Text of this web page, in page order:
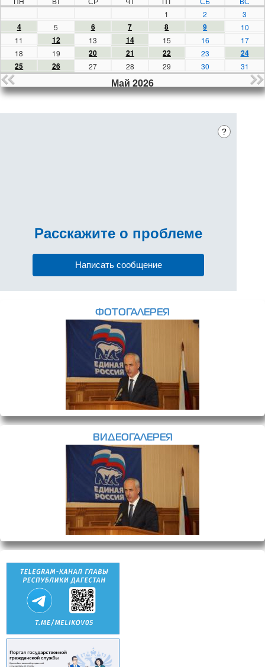
1
2 3
4 5 6 7 8 9
10
11
12 13 14 15 16
17
18
19 20 21 22 23
24
25
26 27 28 29 30 31
Май 2026
?
Расскажите о проблеме
Написать сообщение
ФОТОГАЛЕРЕЯ
ВИДЕОГАЛЕРЕЯ